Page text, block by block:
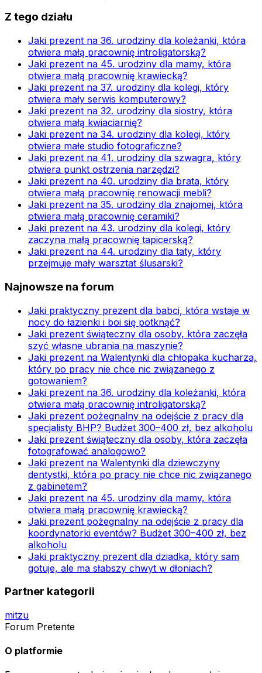
Z tego działu
Jaki prezent na 36. urodziny dla koleżanki, która
otwiera małą pracownię introligatorską?
Jaki prezent na 45. urodziny dla mamy, która
otwiera małą pracownię krawiecką?
Jaki prezent na 37. urodziny dla kolegi, który
otwiera mały serwis komputerowy?
Jaki prezent na 32. urodziny dla siostry, która
otwiera małą kwiaciarnię?
Jaki prezent na 34. urodziny dla kolegi, który
otwiera małe studio fotograficzne?
Jaki prezent na 41. urodziny dla szwagra, który
otwiera punkt ostrzenia narzędzi?
Jaki prezent na 40. urodziny dla brata, który
otwiera małą pracownię renowacji mebli?
Jaki prezent na 35. urodziny dla znajomej, która
otwiera małą pracownię ceramiki?
Jaki prezent na 43. urodziny dla kolegi, który
zaczyna małą pracownię tapicerską?
Jaki prezent na 44. urodziny dla taty, który
przejmuje mały warsztat ślusarski?
Najnowsze na forum
Jaki praktyczny prezent dla babci, która wstaje w
nocy do łazienki i boi się potknąć?
Jaki prezent świąteczny dla osoby, która zaczęła
szyć własne ubrania na maszynie?
Jaki prezent na Walentynki dla chłopaka kucharza,
który po pracy nie chce nic związanego z
gotowaniem?
Jaki prezent na 36. urodziny dla koleżanki, która
otwiera małą pracownię introligatorską?
Jaki prezent pożegnalny na odejście z pracy dla
specjalisty BHP? Budżet 300–400 zł, bez alkoholu
Jaki prezent świąteczny dla osoby, która zaczęła
fotografować analogowo?
Jaki prezent na Walentynki dla dziewczyny
dentystki, która po pracy nie chce nic związanego
z gabinetem?
Jaki prezent na 45. urodziny dla mamy, która
otwiera małą pracownię krawiecką?
Jaki prezent pożegnalny na odejście z pracy dla
koordynatorki eventów? Budżet 300–400 zł, bez
alkoholu
Jaki praktyczny prezent dla dziadka, który sam
gotuje, ale ma słabszy chwyt w dłoniach?
Partner kategorii
mitzu
Forum Pretente
O platformie